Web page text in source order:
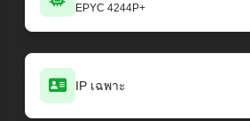
EPYC 4244P+
IP เฉพาะ